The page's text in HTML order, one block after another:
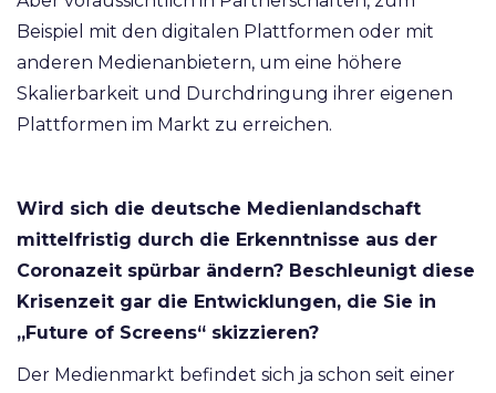
Beispiel mit den digitalen Plattformen oder mit
anderen Medienanbietern, um eine höhere
Skalierbarkeit und Durchdringung ihrer eigenen
Plattformen im Markt zu erreichen.
Wird sich die deutsche Medienlandschaft
mittelfristig durch die Erkenntnisse aus der
Coronazeit spürbar ändern? Beschleunigt diese
Krisenzeit gar die Entwicklungen, die Sie in
„Future of Screens“ skizzieren?
Der Medienmarkt befindet sich ja schon seit einer